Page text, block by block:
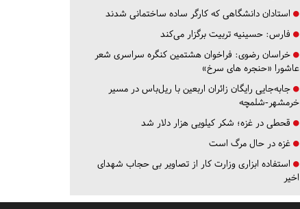
استادان دانشگاهی که کارگر ساده ساختمانی شدند
فارس: حسینیه تربیت برگزار می‌کند
خراسان رضوی: فراخوان هشتمین کنگره سراسری شعر
عاشورا «حنجره های سرخ»
جابه‌جایی رایگان زائران اربعین با ریل‌باس در مسیر
خرمشهر-شلمچه
قحطی در غزه؛ شکر کیلویی هزار دلار شد
غزه در حال مرگ است
استفاده ابزاری وزارت کار از تصاویر بی حجاب شهدای
اخیر